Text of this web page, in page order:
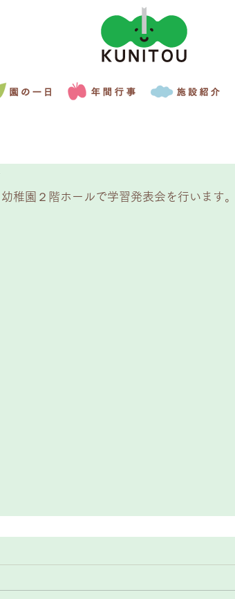
稚園２階ホールで学習発表会を行います。